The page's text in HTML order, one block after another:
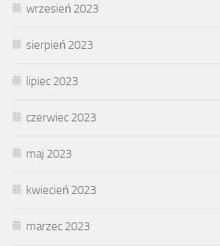
wrzesień 2023
sierpień 2023
lipiec 2023
czerwiec 2023
maj 2023
kwiecień 2023
marzec 2023